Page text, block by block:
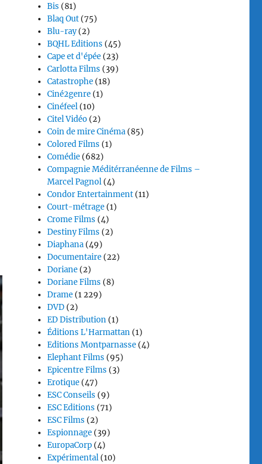
Bis (81)
Blaq Out (75)
Blu-ray(2)
BQHL Editions (45)
Cape et d'épée (23)
Carlotta Films (39)
Catastrophe (18)
Ciné2genre (1)
Cinéfeel (10)
Citel Vidéo (2)
Coin de mire Cinéma (85)
Colored Films (1)
Comédie (682)
Compagnie Méditérranéenne de Films –
Marcel Pagnol (4)
Condor Entertainment (11)
Court-métrage (1)
Crome Films (4)
Destiny Films (2)
Diaphana (49)
Documentaire (22)
Doriane (2)
Doriane Films (8)
Drame (1 229)
DVD (2)
ED Distribution (1)
Éditions L'Harmattan (1)
Editions Montparnasse (4)
Elephant Films (95)
Epicentre Films (3)
Erotique (47)
ESC Conseils (9)
ESC Editions (71)
ESC Films (2)
Espionnage (39)
EuropaCorp (4)
Expérimental (10)